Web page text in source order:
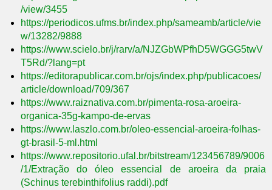
/view/3455
https://periodicos.ufms.br/index.php/sameamb/article/vie
w/13282/9888
https://www.scielo.br/j/rarv/a/NJZGbWPfhD5WGGG5twV
T5Rd/?lang=pt
https://editorapublicar.com.br/ojs/index.php/publicacoes/
article/download/709/367
https://www.raiznativa.com.br/pimenta-rosa-aroeira-
organica-35g-kampo-de-ervas
https://www.laszlo.com.br/oleo-essencial-aroeira-folhas-
gt-brasil-5-ml.html
https://www.repositorio.ufal.br/bitstream/123456789/9006
/1/Extração do óleo essencial de aroeira da praia
(Schinus terebinthifolius raddi).pdf